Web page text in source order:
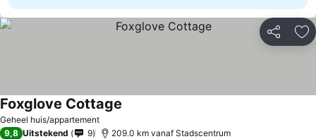
Delen
Geheel huis/appartement
Foxglove Cottage
9,8 Uitstekend 9 209.0 km vanaf Stadscentrum